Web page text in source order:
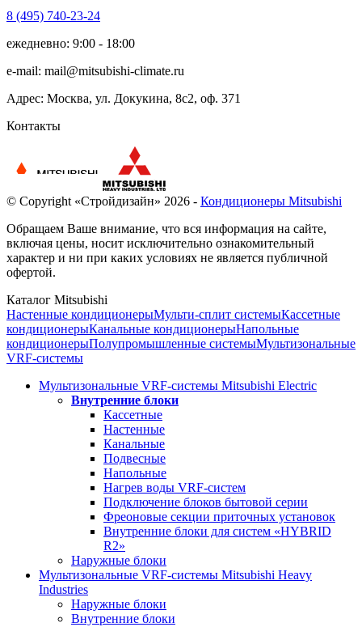
8 (495) 740-23-24
ежедневно: 9:00 - 18:00
e-mail: mail@mitsubishi-climate.ru
Адрес: Москва, ул. Докукина, 8с2, оф. 371
Контакты
© Copyright «Стройдизайн» 2026 - Кондиционеры Mitsubishi
Обращаем Ваше внимание, что вся информация на сайте,
включая цены, носит исключительно ознакомительный
характер и ни при каких условиях не является публичной
офертой.
Каталог Mitsubishi
Настенные кондиционерыМульти-сплит системыКассетные
кондиционерыКанальные кондиционерыНапольные
кондиционерыПолупромышленные системыМультизональные
VRF-системы
Мультизональные VRF-системы Mitsubishi Electric
Внутренние блоки
Кассетные
Настенные
Канальные
Подвесные
Напольные
Нагрев воды VRF-систем
Подключение блоков бытовой серии
Фреоновые секции приточных установок
Внутренние блоки для систем «HYBRID
R2»
Наружные блоки
Мультизональные VRF-системы Mitsubishi Heavy
Industries
Наружные блоки
Внутренние блоки